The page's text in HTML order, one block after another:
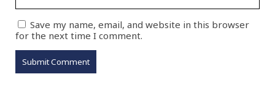
Save my name, email, and website in this browser
for the next time I comment.